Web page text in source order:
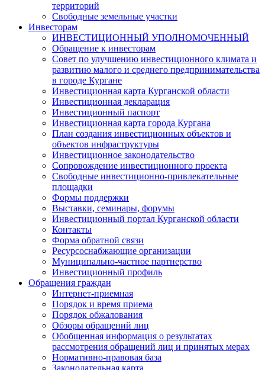
территорий
Свободные земельные участки
Инвесторам
ИНВЕСТИЦИОННЫЙ УПОЛНОМОЧЕННЫЙ
Обращение к инвесторам
Совет по улучшению инвестиционного климата и
развитию малого и среднего предпринимательства
в городе Кургане
Инвестиционная карта Курганской области
Инвестиционная декларация
Инвестиционный паспорт
Инвестиционная карта города Кургана
План создания инвестиционных объектов и
объектов инфраструктуры
Инвестиционное законодательство
Сопровождение инвестиционного проекта
Свободные инвестиционно-привлекательные
площадки
Формы поддержки
Выставки, семинары, форумы
Инвестиционный портал Курганской области
Контакты
Форма обратной связи
Ресурсоснабжающие организации
Муниципально-частное партнерство
Инвестиционный профиль
Обращения граждан
Интернет-приемная
Порядок и время приема
Порядок обжалования
Обзоры обращений лиц
Обобщенная информация о результатах
рассмотрения обращений лиц и принятых мерах
Нормативно-правовая база
Законодательная карта